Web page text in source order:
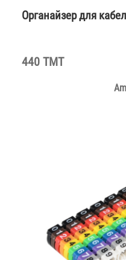
Органайзер для
440 TMT